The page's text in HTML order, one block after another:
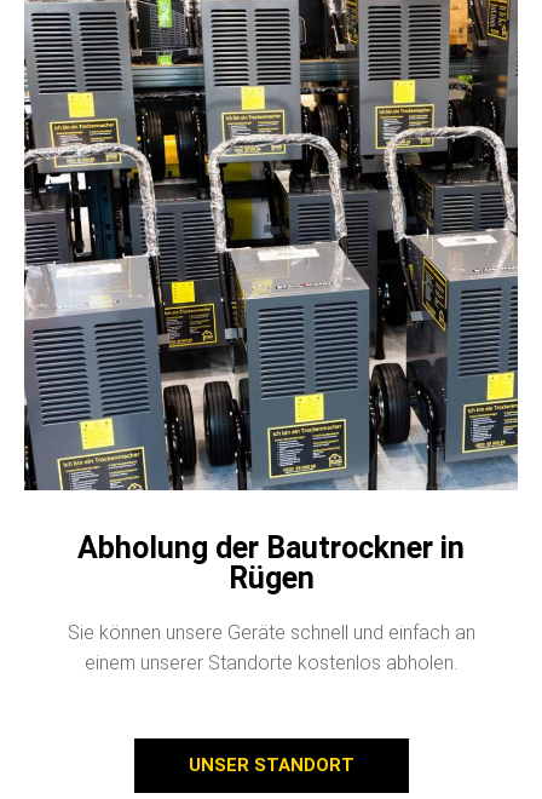
Abholung der Bautrockner in
Rügen
Sie können unsere Geräte schnell und einfach an
einem unserer Standorte kostenlos abholen.
UNSER STANDORT